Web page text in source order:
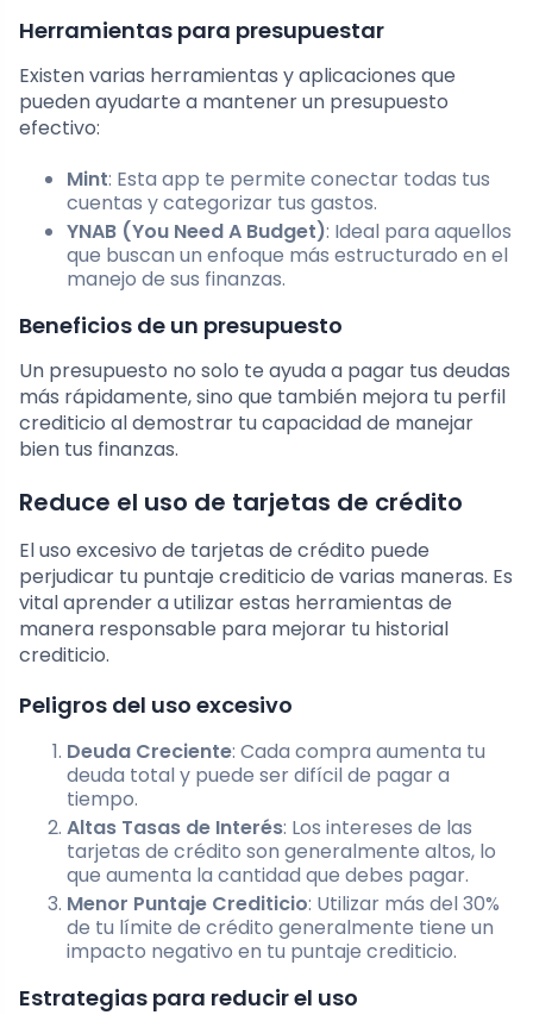
Herramientas para presupuestar
Existen varias herramientas y aplicaciones que
pueden ayudarte a mantener un presupuesto
efectivo:
Mint: Esta app te permite conectar todas tus
cuentas y categorizar tus gastos.
YNAB (You Need A Budget): Ideal para aquellos
que buscan un enfoque más estructurado en el
manejo de sus finanzas.
Beneficios de un presupuesto
Un presupuesto no solo te ayuda a pagar tus deudas
más rápidamente, sino que también mejora tu perfil
crediticio al demostrar tu capacidad de manejar
bien tus finanzas.
Reduce el uso de tarjetas de crédito
El uso excesivo de tarjetas de crédito puede
perjudicar tu puntaje crediticio de varias maneras. Es
vital aprender a utilizar estas herramientas de
manera responsable para mejorar tu historial
crediticio.
Peligros del uso excesivo
Deuda Creciente: Cada compra aumenta tu
deuda total y puede ser difícil de pagar a
tiempo.
Altas Tasas de Interés: Los intereses de las
tarjetas de crédito son generalmente altos, lo
que aumenta la cantidad que debes pagar.
Menor Puntaje Crediticio: Utilizar más del 30%
de tu límite de crédito generalmente tiene un
impacto negativo en tu puntaje crediticio.
Estrategias para reducir el uso